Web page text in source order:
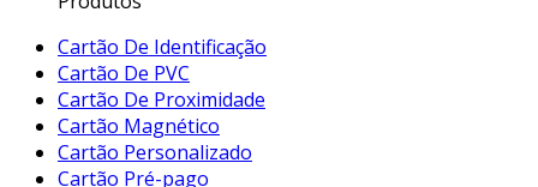
Cartão De Identificação
Cartão De PVC
Cartão De Proximidade
Cartão Magnético
Cartão Personalizado
Cartão Pré-pago